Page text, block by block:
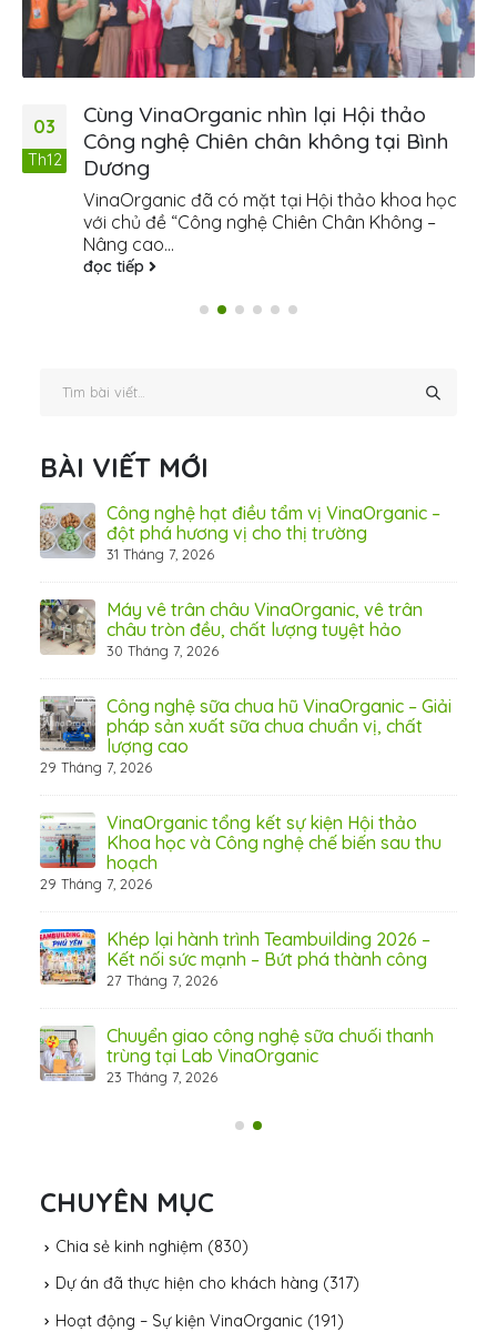
03
Th12
Cùng VinaOrganic nhìn lại Hội thảo
Công nghệ Chiên chân không tại Bình
Dương
VinaOrganic đã có mặt tại Hội thảo khoa học
với chủ đề “Công nghệ Chiên Chân Không –
Nâng cao...
đọc tiếp
BÀI VIẾT MỚI
Công nghệ hạt điều tẩm vị VinaOrganic –
đột phá hương vị cho thị trường
31 Tháng 7, 2026
Máy vê trân châu VinaOrganic, vê trân
châu tròn đều, chất lượng tuyệt hảo
30 Tháng 7, 2026
Công nghệ sữa chua hũ VinaOrganic – Giải
pháp sản xuất sữa chua chuẩn vị, chất
lượng cao
29 Tháng 7, 2026
VinaOrganic tổng kết sự kiện Hội thảo
Khoa học và Công nghệ chế biến sau thu
hoạch
29 Tháng 7, 2026
Khép lại hành trình Teambuilding 2026 –
Kết nối sức mạnh – Bứt phá thành công
27 Tháng 7, 2026
Chuyển giao công nghệ sữa chuối thanh
trùng tại Lab VinaOrganic
23 Tháng 7, 2026
CHUYÊN MỤC
Chia sẻ kinh nghiệm (830)
Dự án đã thực hiện cho khách hàng (317)
Hoạt động – Sự kiện VinaOrganic (191)